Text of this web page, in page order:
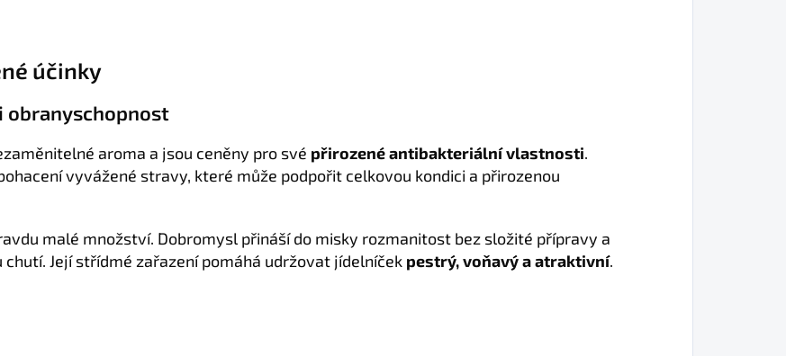
účinky
obranyschopnost
aroma a jsou ceněny pro své přirozené antibakteriální vlastnosti.
vyvážené stravy, které může podpořit celkovou kondici a přirozenou
malé množství. Dobromysl přináší do misky rozmanitost bez složité přípravy a
Její střídmé zařazení pomáhá udržovat jídelníček pestrý, voňavý a atraktivní.